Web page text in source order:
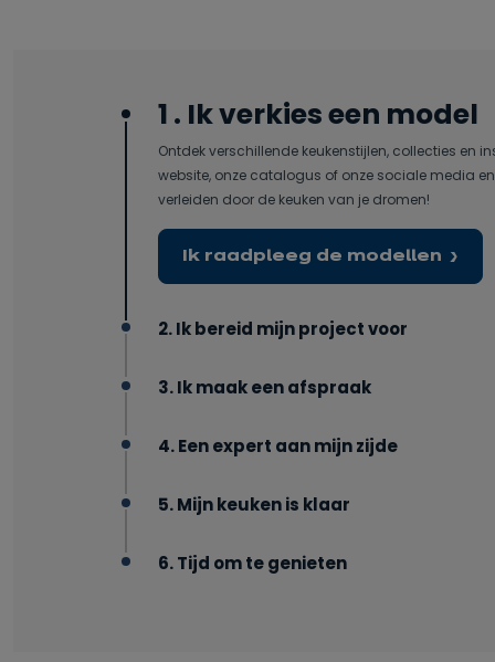
1 . Ik verkies een model
Ontdek verschillende keukenstijlen, collecties en
website, onze catalogus of onze sociale media
verleiden door de keuken van je dromen!
Ik raadpleeg de modellen
2. Ik bereid mijn project voor
3. Ik maak een afspraak
4. Een expert aan mijn zijde
5. Mijn keuken is klaar
6. Tijd om te genieten